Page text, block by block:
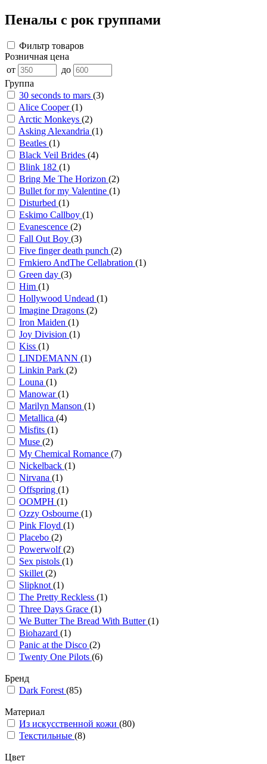
Пеналы с рок группами
Фильтр товаров
Розничная цена
от
до
Группа
30 seconds to mars (3)
Alice Cooper(1)
Arctic Monkeys (2)
Asking Alexandria (1)
Beatles (1)
Black Veil Brides (4)
Blink 182 (1)
Bring Me The Horizon (2)
Bullet for my Valentine (1)
Disturbed (1)
Eskimo Callboy (1)
Evanescence (2)
Fall Out Boy (3)
Five finger death punch (2)
Frnkiero AndThe Cellabration (1)
Green day (3)
Him (1)
Hollywood Undead (1)
Imagine Dragons (2)
Iron Maiden (1)
Joy Division (1)
Kiss (1)
LINDEMANN (1)
Linkin Park (2)
Louna (1)
Manowar(1)
Marilyn Manson (1)
Metallica (4)
Misfits (1)
Muse (2)
My Chemical Romance (7)
Nickelback (1)
Nirvana (1)
Offspring (1)
OOMPH (1)
Ozzy Osbourne (1)
Pink Floyd (1)
Placebo (2)
Powerwolf(2)
Sex pistols (1)
Skillet(2)
Slipknot(1)
The Pretty Reckless (1)
Three Days Grace (1)
We Butter The Bread With Butter(1)
Biohazard (1)
Panic at the Disco (2)
Twenty One Pilots (6)
Бренд
Dark Forest(85)
Материал
Из искусственной кожи (80)
Текстильные (8)
Цвет